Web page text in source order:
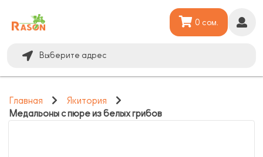
Выберите адрес
0 сом.
Главная
Якитория
Медальоны с пюре из белых грибов